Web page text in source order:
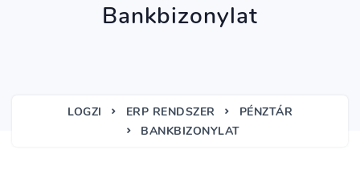
Bankbizonylat
LOGZI ERP RENDSZER
PÉNZTÁR
BANKBIZONYLAT